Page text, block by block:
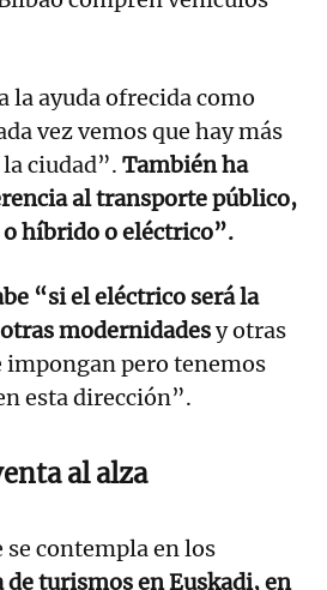
la ayuda ofrecida como
vez vemos que hay más
ciudad”. También ha
al transporte público,
o híbrido o eléctrico”.
“si el eléctrico será la
modernidadesy otras
impongan pero tenemos
esta dirección”.
al alza
se contempla en los
de turismos en Euskadi, en